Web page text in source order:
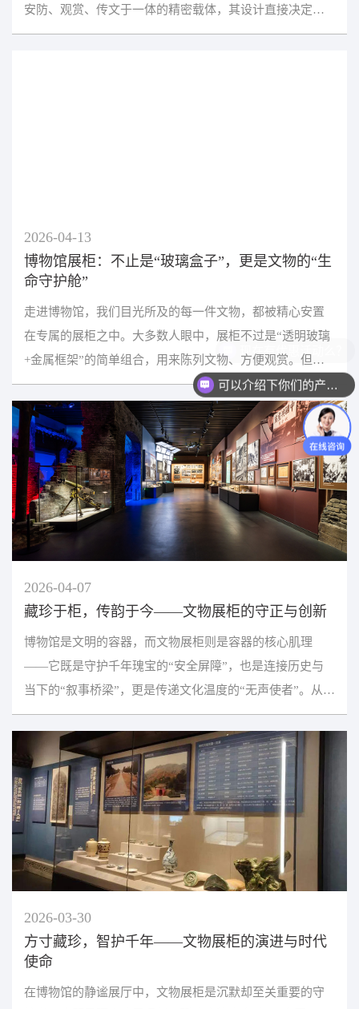
安防、观赏、传文于一体的精密载体，其设计直接决定文
物留存质量与展陈效果。当前，展柜设计正朝着“守护...
2026-04-13
博物馆展柜：不止是“玻璃盒子”，更是文物的“生
命守护舱”
走进博物馆，我们目光所及的每一件文物，都被精心安置
在专属的展柜之中。大多数人眼中，展柜不过是“透明玻璃
+金属框架”的简单组合，用来陈列文物、方便观赏。但实
际上，专业博物馆展柜绝非普通的“玻璃盒子”，它是...
2026-04-07
藏珍于柜，传韵于今——文物展柜的守正与创新
博物馆是文明的容器，而文物展柜则是容器的核心肌理
——它既是守护千年瑰宝的“安全屏障”，也是连接历史与
当下的“叙事桥梁”，更是传递文化温度的“无声使者”。从早
期简陋的储物柜体，到如今集成智能科技的生态展...
2026-03-30
方寸藏珍，智护千年——文物展柜的演进与时代
使命
在博物馆的静谧展厅中，文物展柜是沉默却至关重要的守
可以介绍下你们的产品么？